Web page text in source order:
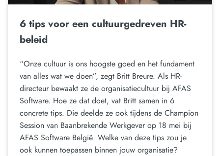
6 tips voor een cultuurgedreven HR-
beleid
“Onze cultuur is ons hoogste goed en het fundament
van alles wat we doen”, zegt Britt Breure. Als HR-
directeur bewaakt ze de organisatiecultuur bij AFAS
Software. Hoe ze dat doet, vat Britt samen in 6
concrete tips. Die deelde ze ook tijdens de Champion
Session van Baanbrekende Werkgever op 18 mei bij
AFAS Software België. Welke van deze tips zou je
ook kunnen toepassen binnen jouw organisatie?